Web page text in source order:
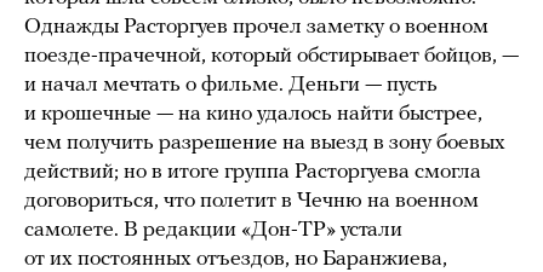
Однажды Расторгуев прочел заметку о военном
поезде-прачечной, который обстирывает бойцов, —
и начал мечтать о фильме. Деньги — пусть
и крошечные — на кино удалось найти быстрее,
чем получить разрешение на выезд в зону боевых
действий; но в итоге группа Расторгуева смогла
договориться, что полетит в Чечню на военном
самолете. В редакции «Дон-ТР» устали
от их постоянных отъездов, но Баранжиева,